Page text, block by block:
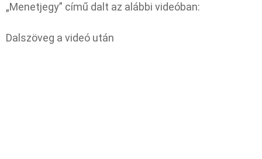
„Menetjegy” című dalt az alábbi videóban:
Dalszöveg a videó után